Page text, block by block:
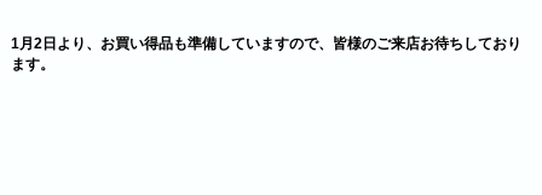
1月2日より、お買い得品も準備していますので、皆様のご来店お待ちしており
ます。